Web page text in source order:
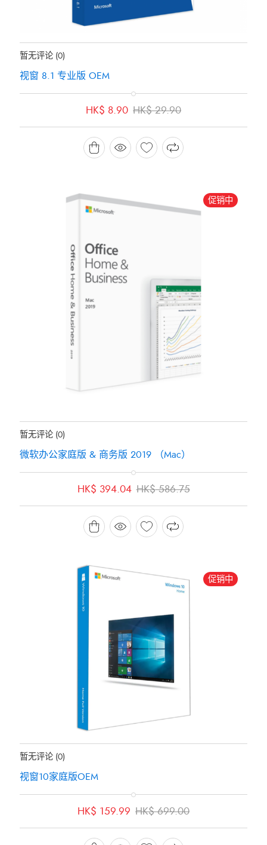
地位：有存货
暂无评论 (0)
视窗 8.1 专业版 OEM
HK$29.90
HK$ 8.90
促销中
地位：有存货
暂无评论 (0)
微软办公家庭版 & 商务版 2019 （Mac）
HK$586.75
HK$ 586.75。
HK$ 394.04
促销中
地位：有存货
暂无评论 (0)
视窗10家庭版OEM
HK$699.00
HK$ 159.99